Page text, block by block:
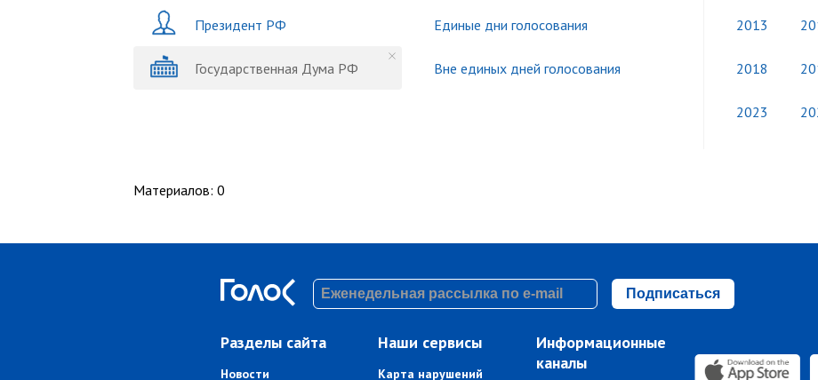
Президент РФ
Государственная Дума РФ
Единые дни голосования
Вне единых дней голосования
2013
2018
2023
Материалов: 0
Подписаться
Разделы сайта
Новости
Наши сервисы
Карта нарушений
Информационные
каналы